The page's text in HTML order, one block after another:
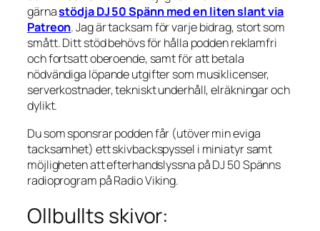
gärnastödja DJ 50 Spänn med en liten slant via
Patreon. Jag är tacksam för varje bidrag, stort som
smått. Ditt stöd behövs för hålla podden reklamfri
och fortsatt oberoende, samt för att betala
nödvändiga löpande utgifter som musiklicenser,
serverkostnader, tekniskt underhåll, elräkningar och
dylikt.
Du som sponsrar podden får (utöver min eviga
tacksamhet) ett skivbackspyssel i miniatyr samt
möjligheten att efterhandslyssna på DJ 50 Spänns
radioprogram på Radio Viking.
Ollbullts skivor: